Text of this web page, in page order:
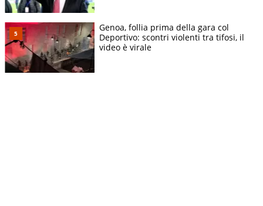
Genoa, follia prima della gara col
Deportivo: scontri violenti tra tifosi, il
video è virale